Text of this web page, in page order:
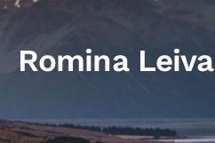
Romina Leiva